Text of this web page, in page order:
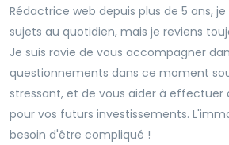
Rédactrice web depuis plus de 5 ans,
sujets au quotidien, mais je reviens
Je suis ravie de vous accompagner
questionnements dans ce moment
stressant, et de vous aider à effectuer
pour vos futurs investissements.
besoin d'être compliqué !